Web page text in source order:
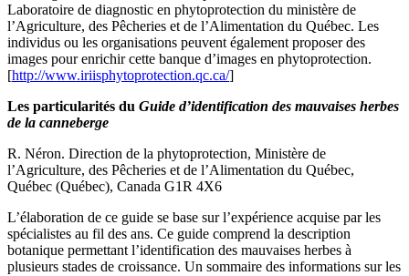
Laboratoire de diagnostic en phytoprotection du ministère de
l’Agriculture, des Pêcheries et de l’Alimentation du Québec. Les
individus ou les organisations peuvent également proposer des
images pour enrichir cette banque d’images en phytoprotection.
[http://www.iriisphytoprotection.qc.ca/]
Les particularités du Guide d’identification des mauvaises herbes
de la canneberge
R. Néron. Direction de la phytoprotection, Ministère de
l’Agriculture, des Pêcheries et de l’Alimentation du Québec,
Québec (Québec), Canada G1R 4X6
L’élaboration de ce guide se base sur l’expérience acquise par les
spécialistes au fil des ans. Ce guide comprend la description
botanique permettant l’identification des mauvaises herbes à
plusieurs stades de croissance. Un sommaire des informations sur les